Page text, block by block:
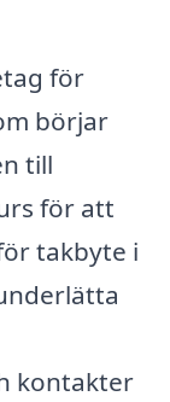
för
börjar
till
för att
takbyte i
kontakter